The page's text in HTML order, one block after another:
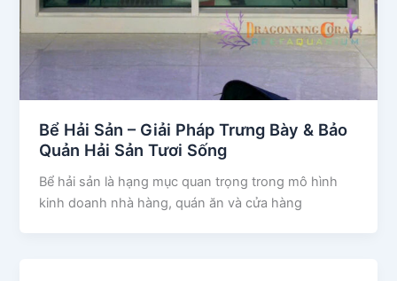
Bể Hải Sản – Giải Pháp Trưng Bày & Bảo
Quản Hải Sản Tươi Sống
Bể hải sản là hạng mục quan trọng trong mô hình
kinh doanh nhà hàng, quán ăn và cửa hàng